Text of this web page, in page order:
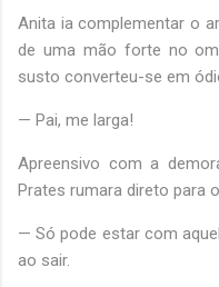
Anita ia complementar o
de uma mão forte no
susto converteu-se em
— Pai, me larga!
Apreensivo com a
Prates rumara direto para
— Só pode estar com
ao sair.